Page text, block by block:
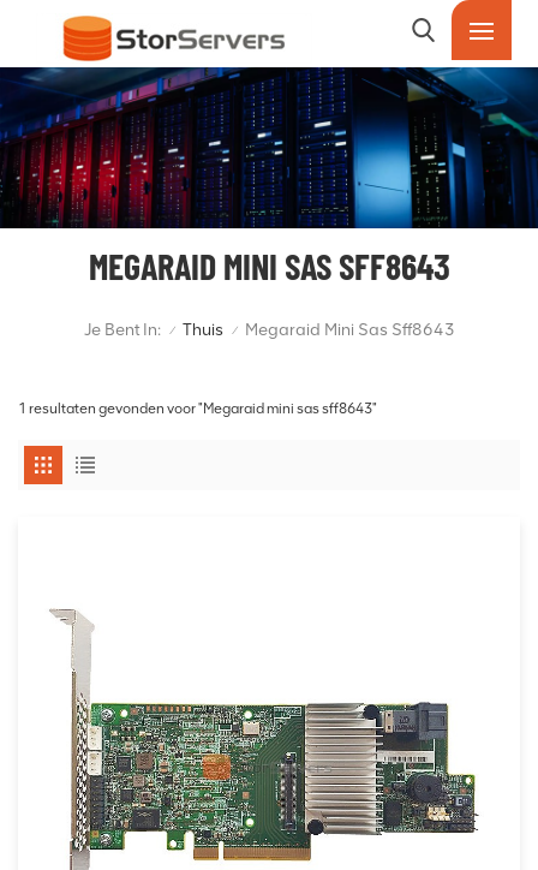
MEGARAID MINI SAS SFF8643
Je Bent In: / Thuis / Megaraid Mini Sas Sff8643
1 resultaten gevonden voor "Megaraid mini sas sff8643"